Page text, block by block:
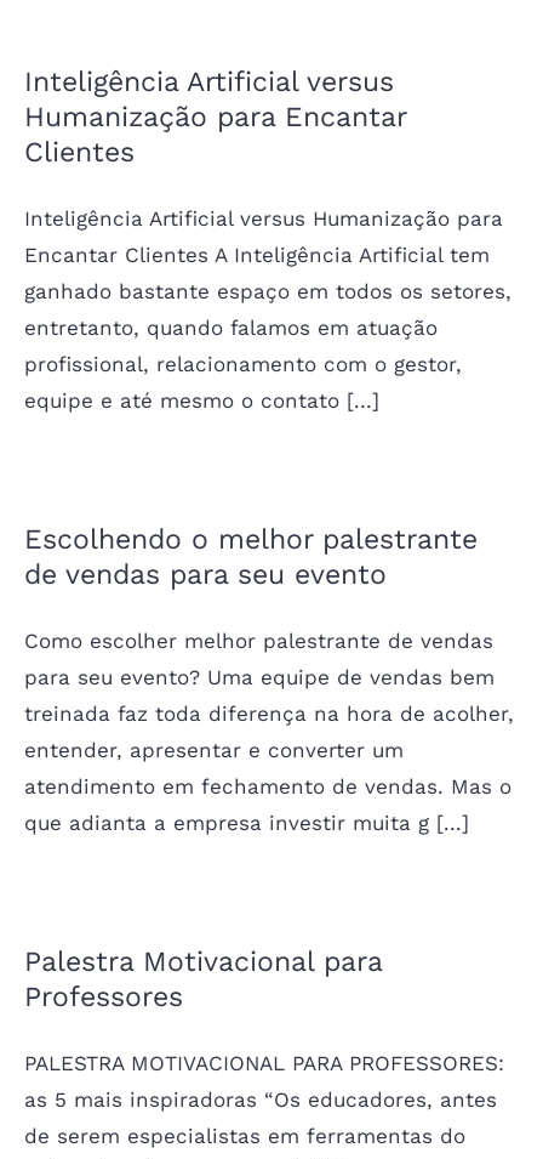
Inteligência Artificial versus
Humanização para Encantar
Clientes
Inteligência Artificial versus Humanização para
Encantar Clientes A Inteligência Artificial tem
ganhado bastante espaço em todos os setores,
entretanto, quando falamos em atuação
profissional, relacionamento com o gestor,
equipe e até mesmo o contato [...]
Escolhendo o melhor palestrante
de vendas para seu evento
Como escolher melhor palestrante de vendas
para seu evento? Uma equipe de vendas bem
treinada faz toda diferença na hora de acolher,
entender, apresentar e converter um
atendimento em fechamento de vendas. Mas o
que adianta a empresa investir muita g [...]
Palestra Motivacional para
Professores
PALESTRA MOTIVACIONAL PARA PROFESSORES:
as 5 mais inspiradoras “Os educadores, antes
de serem especialistas em ferramentas do